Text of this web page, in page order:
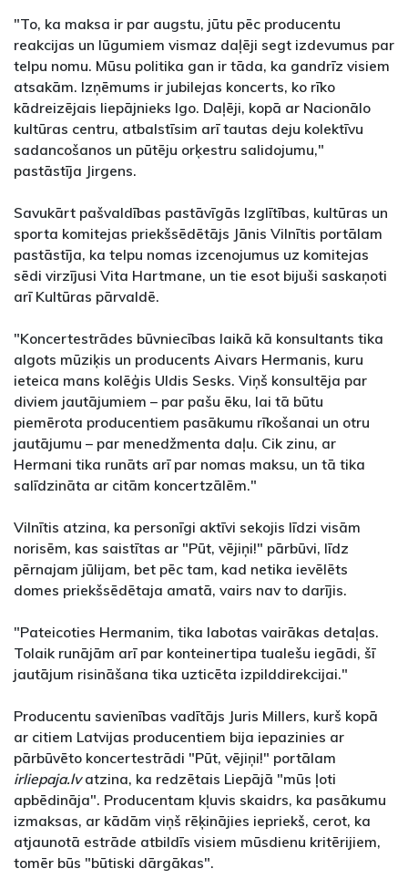
"To, ka maksa ir par augstu, jūtu pēc producentu
reakcijas un lūgumiem vismaz daļēji segt izdevumus par
telpu nomu. Mūsu politika gan ir tāda, ka gandrīz visiem
atsakām. Izņēmums ir jubilejas koncerts, ko rīko
kādreizējais liepājnieks Igo. Daļēji, kopā ar Nacionālo
kultūras centru, atbalstīsim arī tautas deju kolektīvu
sadancošanos un pūtēju orķestru salidojumu,"
pastāstīja Jirgens.
Savukārt pašvaldības pastāvīgās Izglītības, kultūras un
sporta komitejas priekšsēdētājs Jānis Vilnītis portālam
pastāstīja, ka telpu nomas izcenojumus uz komitejas
sēdi virzījusi Vita Hartmane, un tie esot bijuši saskaņoti
arī Kultūras pārvaldē.
"Koncertestrādes būvniecības laikā kā konsultants tika
algots mūziķis un producents Aivars Hermanis, kuru
ieteica mans kolēģis Uldis Sesks. Viņš konsultēja par
diviem jautājumiem – par pašu ēku, lai tā būtu
piemērota producentiem pasākumu rīkošanai un otru
jautājumu – par menedžmenta daļu. Cik zinu, ar
Hermani tika runāts arī par nomas maksu, un tā tika
salīdzināta ar citām koncertzālēm."
Vilnītis atzina, ka personīgi aktīvi sekojis līdzi visām
norisēm, kas saistītas ar "Pūt, vējiņi!" pārbūvi, līdz
pērnajam jūlijam, bet pēc tam, kad netika ievēlēts
domes priekšsēdētaja amatā, vairs nav to darījis.
"Pateicoties Hermanim, tika labotas vairākas detaļas.
Tolaik runājām arī par konteinertipa tualešu iegādi, šī
jautājum risināšana tika uzticēta izpilddirekcijai."
Producentu savienības vadītājs Juris Millers, kurš kopā
ar citiem Latvijas producentiem bija iepazinies ar
pārbūvēto koncertestrādi "Pūt, vējiņi!" portālam
irliepaja.lvatzina, ka redzētais Liepājā "mūs ļoti
apbēdināja". Producentam kļuvis skaidrs, ka pasākumu
izmaksas, ar kādām viņš rēķinājies iepriekš, cerot, ka
atjaunotā estrāde atbildīs visiem mūsdienu kritērijiem,
tomēr būs "būtiski dārgākas".